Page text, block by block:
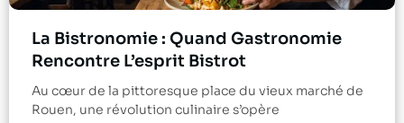
La Bistronomie : Quand Gastronomie
Rencontre L’esprit Bistrot
Au cœur de la pittoresque place du vieux marché de
Rouen, une révolution culinaire s’opère